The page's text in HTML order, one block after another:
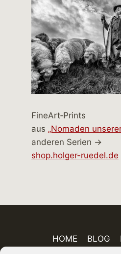
FineArt‑Prints
aus „Nomaden
anderen Serien →
shop.holger-ruedel.de
HOME BLOG